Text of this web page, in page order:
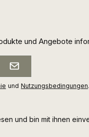
und Angebote
und Nutzungsbedingungen.
und bin mit ihnen